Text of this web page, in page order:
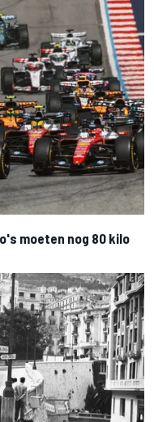
moeten nog 80 kilo